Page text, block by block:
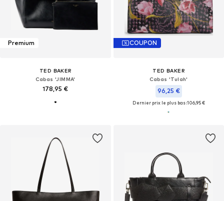
Premium
TED BAKER
Cabas 'JIMMA'
178,95 €
COUPON
TED BAKER
Cabas 'Tulah'
96,25 €
Dernier prix le plus bas :106,95 €